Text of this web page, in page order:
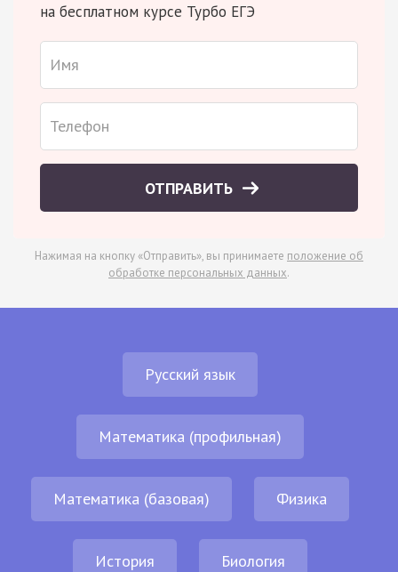
на бесплатном курсе Турбо ЕГЭ
ОТПРАВИТЬ
Нажимая на кнопку «Отправить», вы принимаете положение об
обработке персональных данных.
Русский язык
Математика (профильная)
Математика (базовая) Физика
История Биология